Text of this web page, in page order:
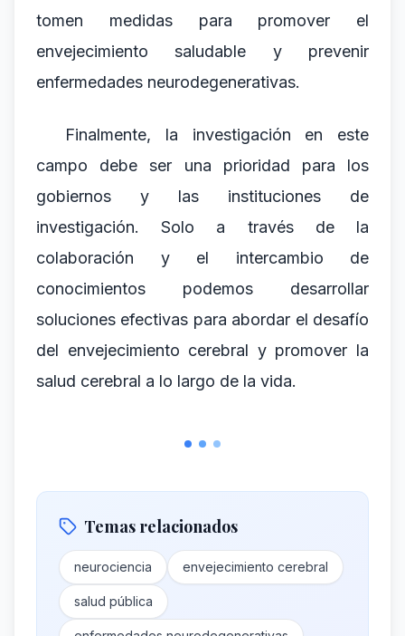
tomen medidas para promover el
envejecimiento saludable y prevenir
enfermedades neurodegenerativas.
Finalmente, la investigación en este
campo debe ser una prioridad para los
gobiernos y las instituciones de
investigación. Solo a través de la
colaboración y el intercambio de
conocimientos podemos desarrollar
soluciones efectivas para abordar el desafío
del envejecimiento cerebral y promover la
salud cerebral a lo largo de la vida.
Temas relacionados
neurociencia envejecimiento cerebral
salud pública